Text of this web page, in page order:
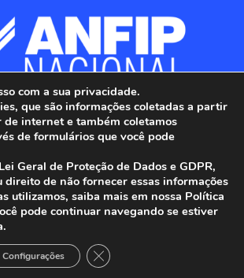
Nacional dos Auditores
da Receita Federal do Brasil.
os Direitos Reservados.
com a sua privacidade.
que são informações coletadas a partir
de internet e também coletamos
de formulários que você pode
Geral de Proteção de Dados e GDPR,
direito de não fornecer essas informações
utilizamos, saiba mais em nossa Política
pode continuar navegando se estiver
Configurações Close GDPR Cookie Banner